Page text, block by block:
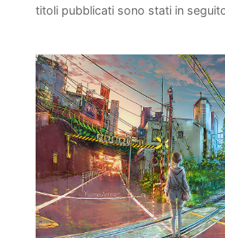
titoli pubblicati sono stati in